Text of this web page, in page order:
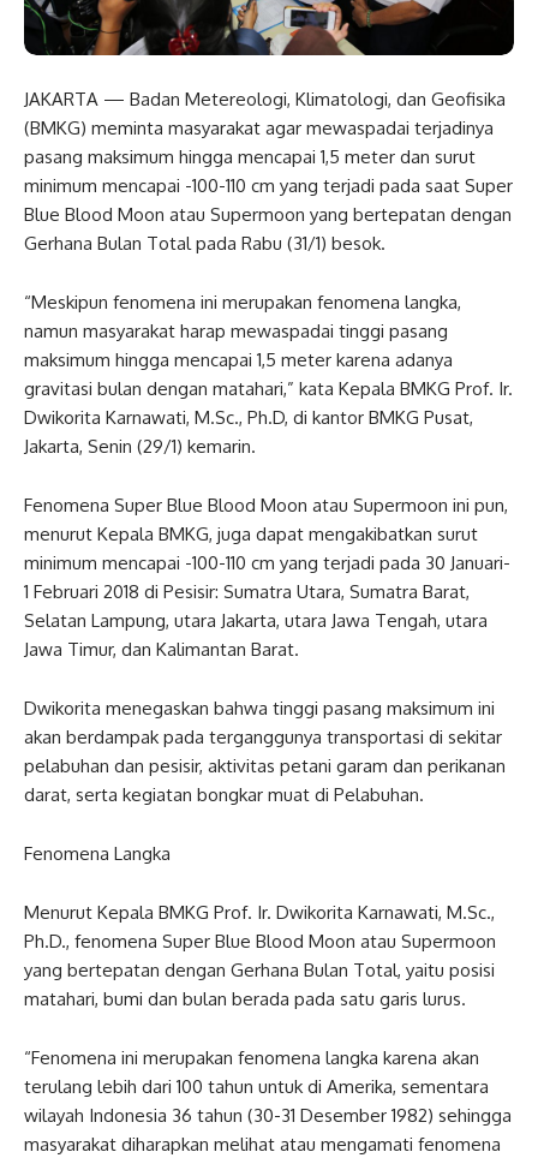
JAKARTA — Badan Metereologi, Klimatologi, dan Geofisika
(BMKG) meminta masyarakat agar mewaspadai terjadinya
pasang maksimum hingga mencapai 1,5 meter dan surut
minimum mencapai -100-110 cm yang terjadi pada saat Super
Blue Blood Moon atau Supermoon yang bertepatan dengan
Gerhana Bulan Total pada Rabu (31/1) besok.
“Meskipun fenomena ini merupakan fenomena langka,
namun masyarakat harap mewaspadai tinggi pasang
maksimum hingga mencapai 1,5 meter karena adanya
gravitasi bulan dengan matahari,” kata Kepala BMKG Prof. Ir.
Dwikorita Karnawati, M.Sc., Ph.D, di kantor BMKG Pusat,
Jakarta, Senin (29/1) kemarin.
Fenomena Super Blue Blood Moon atau Supermoon ini pun,
menurut Kepala BMKG, juga dapat mengakibatkan surut
minimum mencapai -100-110 cm yang terjadi pada 30 Januari-
1 Februari 2018 di Pesisir: Sumatra Utara, Sumatra Barat,
Selatan Lampung, utara Jakarta, utara Jawa Tengah, utara
Jawa Timur, dan Kalimantan Barat.
Dwikorita menegaskan bahwa tinggi pasang maksimum ini
akan berdampak pada terganggunya transportasi di sekitar
pelabuhan dan pesisir, aktivitas petani garam dan perikanan
darat, serta kegiatan bongkar muat di Pelabuhan.
Fenomena Langka
Menurut Kepala BMKG Prof. Ir. Dwikorita Karnawati, M.Sc.,
Ph.D., fenomena Super Blue Blood Moon atau Supermoon
yang bertepatan dengan Gerhana Bulan Total, yaitu posisi
matahari, bumi dan bulan berada pada satu garis lurus.
“Fenomena ini merupakan fenomena langka karena akan
terulang lebih dari 100 tahun untuk di Amerika, sementara
wilayah Indonesia 36 tahun (30-31 Desember 1982) sehingga
masyarakat diharapkan melihat atau mengamati fenomena